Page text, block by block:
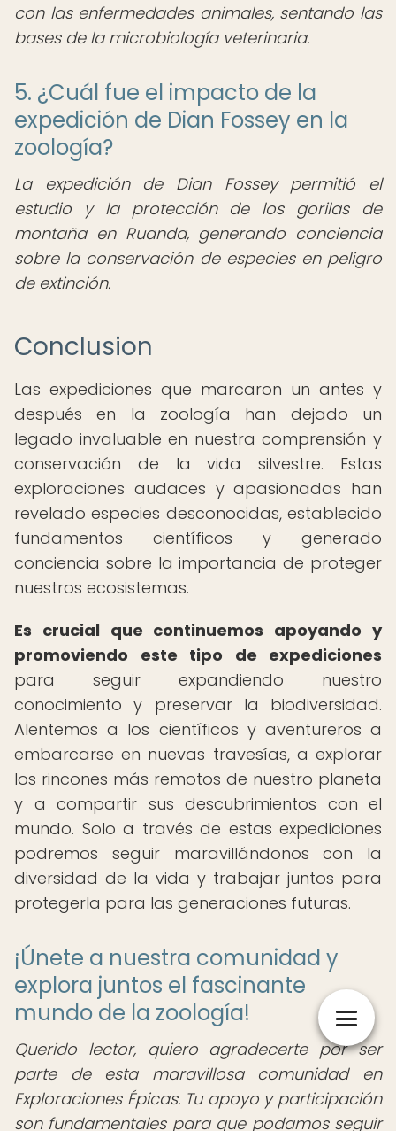
con las enfermedades animales, sentando las
bases de la microbiología veterinaria.
5. ¿Cuál fue el impacto de la
expedición de Dian Fossey en la
zoología?
La expedición de Dian Fossey permitió el
estudio y la protección de los gorilas de
montaña en Ruanda, generando conciencia
sobre la conservación de especies en peligro
de extinción.
Conclusion
Las expediciones que marcaron un antes y
después en la zoología han dejado un
legado invaluable en nuestra comprensión y
conservación de la vida silvestre. Estas
exploraciones audaces y apasionadas han
revelado especies desconocidas, establecido
fundamentos científicos y generado
conciencia sobre la importancia de proteger
nuestros ecosistemas.
Es crucial que continuemos apoyando y
promoviendo este tipo de expediciones
para seguir expandiendo nuestro
conocimiento y preservar la biodiversidad.
Alentemos a los científicos y aventureros a
embarcarse en nuevas travesías, a explorar
los rincones más remotos de nuestro planeta
y a compartir sus descubrimientos con el
mundo. Solo a través de estas expediciones
podremos seguir maravillándonos con la
diversidad de la vida y trabajar juntos para
protegerla para las generaciones futuras.
¡Únete a nuestra comunidad y
explora juntos el fascinante
mundo de la zoología!
Querido lector, quiero agradecerte por ser
parte de esta maravillosa comunidad en
Exploraciones Épicas. Tu apoyo y participación
son fundamentales para que podamos seguir